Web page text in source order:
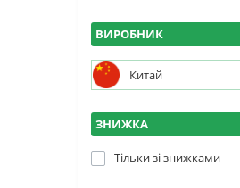
ВИРОБНИК
Китай
ЗНИЖКА
Тільки зі знижками